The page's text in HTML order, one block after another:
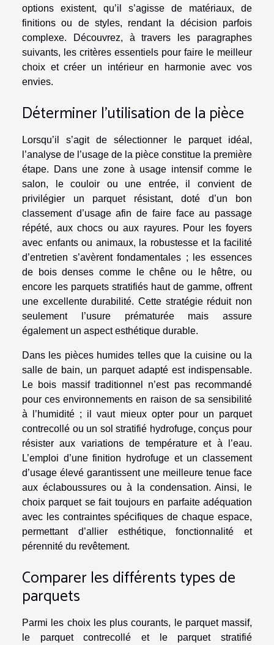
options existent, qu’il s’agisse de matériaux, de
finitions ou de styles, rendant la décision parfois
complexe. Découvrez, à travers les paragraphes
suivants, les critères essentiels pour faire le meilleur
choix et créer un intérieur en harmonie avec vos
envies.
Déterminer l’utilisation de la pièce
Lorsqu’il s’agit de sélectionner le parquet idéal,
l’analyse de l’usage de la pièce constitue la première
étape. Dans une zone à usage intensif comme le
salon, le couloir ou une entrée, il convient de
privilégier un parquet résistant, doté d’un bon
classement d’usage afin de faire face au passage
répété, aux chocs ou aux rayures. Pour les foyers
avec enfants ou animaux, la robustesse et la facilité
d’entretien s’avèrent fondamentales ; les essences
de bois denses comme le chêne ou le hêtre, ou
encore les parquets stratifiés haut de gamme, offrent
une excellente durabilité. Cette stratégie réduit non
seulement l’usure prématurée mais assure
également un aspect esthétique durable.
Dans les pièces humides telles que la cuisine ou la
salle de bain, un parquet adapté est indispensable.
Le bois massif traditionnel n’est pas recommandé
pour ces environnements en raison de sa sensibilité
à l’humidité ; il vaut mieux opter pour un parquet
contrecollé ou un sol stratifié hydrofuge, conçus pour
résister aux variations de température et à l’eau.
L’emploi d’une finition hydrofuge et un classement
d’usage élevé garantissent une meilleure tenue face
aux éclaboussures ou à la condensation. Ainsi, le
choix parquet se fait toujours en parfaite adéquation
avec les contraintes spécifiques de chaque espace,
permettant d’allier esthétique, fonctionnalité et
pérennité du revêtement.
Comparer les différents types de
parquets
Parmi les choix les plus courants, le parquet massif,
le parquet contrecollé et le parquet stratifié